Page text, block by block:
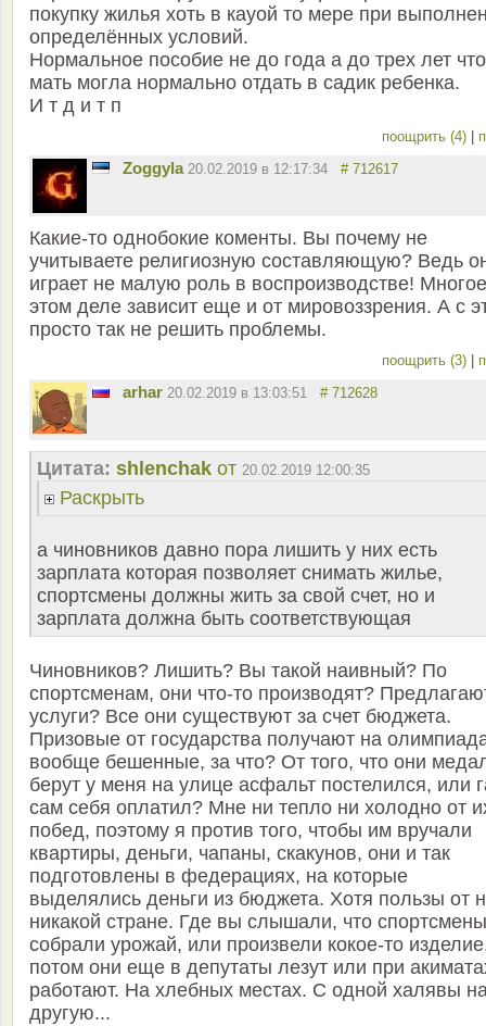
покупку жилья хоть в кауой то мере при
определённых условий.
Нормальное пособие не до года а до трех лет
мать могла нормально отдать в садик ребенка.
И т д и т п
поощрить (4)
Zoggyla 20.02.2019 в 12:17:34 # 712617
Какие-то однобокие коменты. Вы почему не
учитываете религиозную составляющую? Ведь
играет не малую роль в воспроизводстве!
этом деле зависит еще и от мировоззрения. А с
просто так не решить проблемы.
поощрить (3)
arhar 20.02.2019 в 13:03:51 # 712628
Цитата: shlenchak от 20.02.2019 12:00:35
Раскрыть
а чиновников давно пора лишить у них есть
зарплата которая позволяет снимать жилье,
спортсмены должны жить за свой счет, но и
зарплата должна быть соответствующая
Чиновников? Лишить? Вы такой наивный? По
спортсменам, они что-то производят?
услуги? Все они существуют за счет бюджета.
Призовые от государства получают на
вообще бешенные, за что? От того, что они
берут у меня на улице асфальт постелился, или
сам себя оплатил? Мне ни тепло ни холодно от
побед, поэтому я против того, чтобы им вручали
квартиры, деньги, чапаны, скакунов, они и так
подготовлены в федерациях, на которые
выделялись деньги из бюджета. Хотя пользы от
никакой стране. Где вы слышали, что спортсмены
собрали урожай, или произвели кокое-то
потом они еще в депутаты лезут или при
работают. На хлебных местах. С одной халявы
другую...